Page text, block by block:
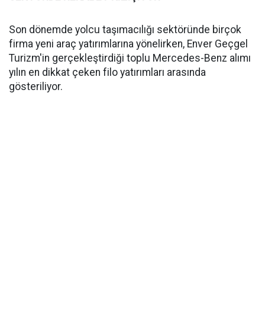
Son dönemde yolcu taşımacılığı sektöründe birçok
firma yeni araç yatırımlarına yönelirken, Enver Geçgel
Turizm'in gerçekleştirdiği toplu Mercedes-Benz alımı
yılın en dikkat çeken filo yatırımları arasında
gösteriliyor.